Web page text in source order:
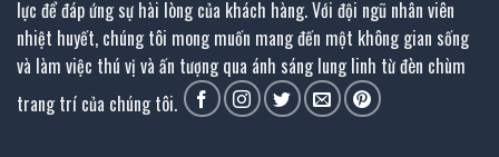
lực để đáp ứng sự hài lòng của khách hàng. Với đội ngũ nhân viên
nhiệt huyết, chúng tôi mong muốn mang đến một không gian sống
và làm việc thú vị và ấn tượng qua ánh sáng lung linh từ đèn chùm
trang trí của chúng tôi.